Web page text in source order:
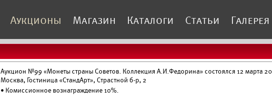
Аукционы Магазин Каталоги Статьи Галерея
Аукцион №99 «Монеты страны Советов. Коллекция А.И.Федорина» состоялся 12 марта
Москва, Гостиница «СтандАрт», Страстной б-р, 2
• Комиссионное вознаграждение 10%.